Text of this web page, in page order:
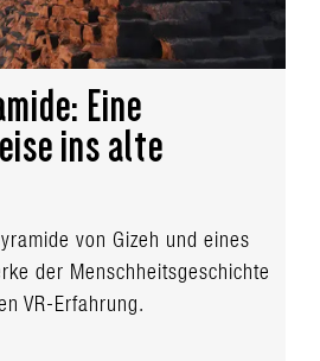
Eine
ins alte
von Gizeh und eines
der Menschheitsgeschichte
VR-Erfahrung.